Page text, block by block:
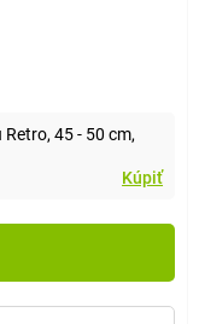
45 - 50 cm,
Kúpiť